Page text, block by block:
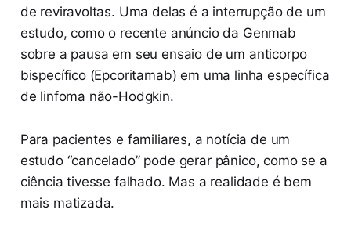
de reviravoltas. Uma delas é a interrupção de um
estudo, como o recente anúncio da Genmab
sobre a pausa em seu ensaio de um anticorpo
bispecífico (Epcoritamab) em uma linha específica
de linfoma não-Hodgkin.
Para pacientes e familiares, a notícia de um
estudo “cancelado” pode gerar pânico, como se a
ciência tivesse falhado. Mas a realidade é bem
mais matizada.